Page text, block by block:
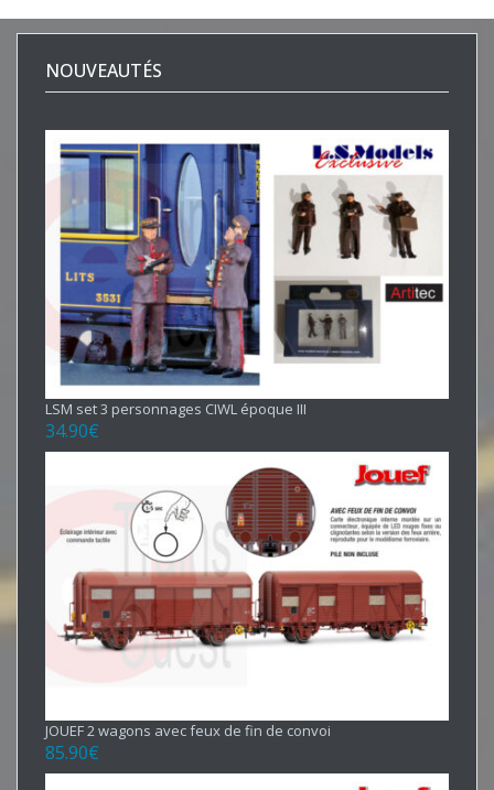
NOUVEAUTÉS
LSM set 3 personnages CIWL époque III
34.90€
JOUEF 2 wagons avec feux de fin de convoi
85.90€